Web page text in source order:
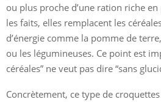
ou plus proche d’une ration riche
les faits, elles remplacent les
d’énergie comme la pomme de
ou les légumineuses. Ce point est
céréales” ne veut pas dire “sans
Concrètement, ce type de